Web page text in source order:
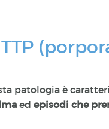
patologia è
ed episodi che